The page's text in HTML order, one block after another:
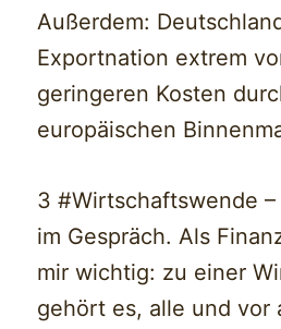
Außerdem:
Exportnation extrem
geringeren Kosten
europäischen
3 #Wirtschaftswende
im Gespräch. Als
mir wichtig: zu einer
gehört es, alle und vor